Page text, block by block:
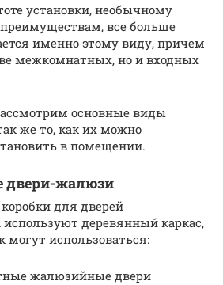
установки, необычному
все больше
именно этому виду, причем
межкомнатных, но и входных
основные виды
же то, как их можно
в помещении.
жалюзи
для дверей
деревянный каркас,
могут использоваться:
жалюзийные двери